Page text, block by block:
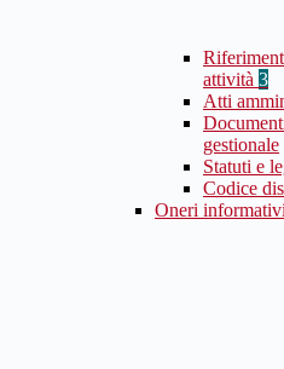
attività 3
Atti
gestionale
Statuti e
Codice
Oneri